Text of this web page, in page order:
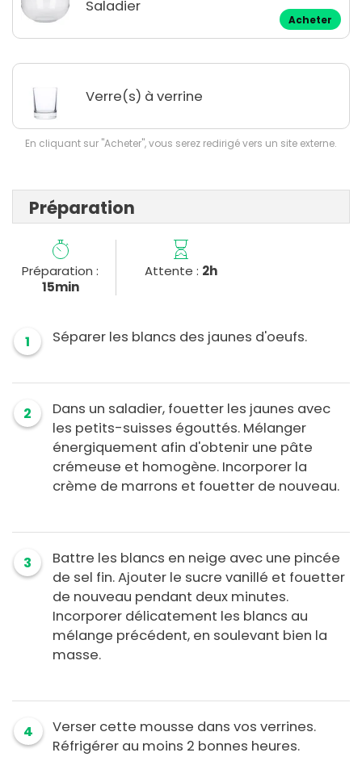
Saladier
Acheter
Verre(s) à verrine
En cliquant sur "Acheter", vous serez redirigé vers un site externe.
Préparation
Préparation :
15min
Attente : 2h
1 Séparer les blancs des jaunes d'oeufs.
2
Dans un saladier, fouetter les jaunes avec
les petits-suisses égouttés. Mélanger
énergiquement afin d'obtenir une pâte
crémeuse et homogène. Incorporer la
crème de marrons et fouetter de nouveau.
3
Battre les blancs en neige avec une pincée
de sel fin. Ajouter le sucre vanillé et fouetter
de nouveau pendant deux minutes.
Incorporer délicatement les blancs au
mélange précédent, en soulevant bien la
masse.
4
Verser cette mousse dans vos verrines.
Réfrigérer au moins 2 bonnes heures.